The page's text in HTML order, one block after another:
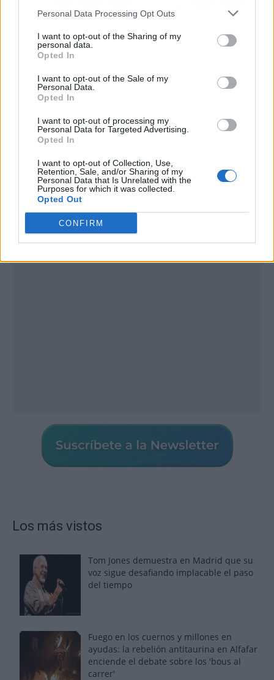
Personal Data Processing Opt Outs
I want to opt-out of the Sharing of my
personal data.
Opted In
I want to opt-out of the Sale of my
Personal Data.
Opted In
I want to opt-out of processing my
Personal Data for Targeted Advertising.
Opted In
I want to opt-out of Collection, Use,
Retention, Sale, and/or Sharing of my
Personal Data that Is Unrelated with the
Purposes for which it was collected.
Opted Out
CONFIRM
Los más vistos
Tom Jones demuestra en Madrid que su
voz sigue desafiando implacable el paso
del tiempo
Fuego en los cuernos y millones en
ayudas: la rebelión antitaurina en Alfafar
enciende el debate sobre los 'bous al
carrer'